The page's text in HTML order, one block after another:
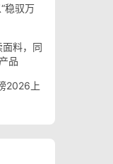
稳驭万
料，同
品
2026上